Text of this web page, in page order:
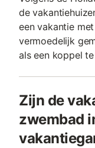
de
een vakantie
vermoedelijk
als een koppel
Zijn de
zwembad